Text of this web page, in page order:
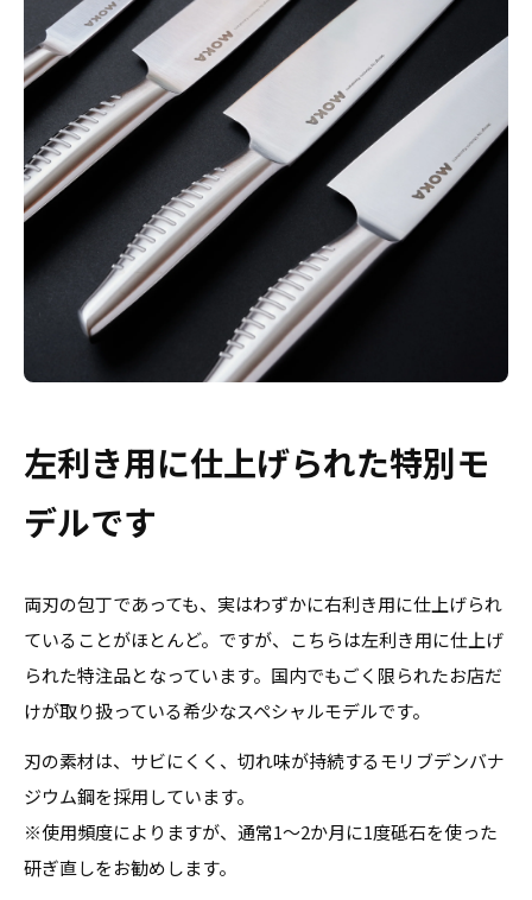
左利き用に仕上げられた特別モ
デルです
両刃の包丁であっても、実はわずかに右利き用に仕上げられ
ていることがほとんど。ですが、こちらは左利き用に仕上げ
られた特注品となっています。国内でもごく限られたお店だ
けが取り扱っている希少なスペシャルモデルです。
刃の素材は、サビにくく、切れ味が持続するモリブデンバナ
ジウム鋼を採用しています。
※使用頻度によりますが、通常1～2か月に1度砥石を使った
研ぎ直しをお勧めします。